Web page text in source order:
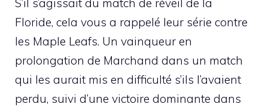
S’il s’agissait du match de réveil de la
Floride, cela vous a rappelé leur série contre
les Maple Leafs. Un vainqueur en
prolongation de Marchand dans un match
qui les aurait mis en difficulté s’ils l’avaient
perdu, suivi d’une victoire dominante dans